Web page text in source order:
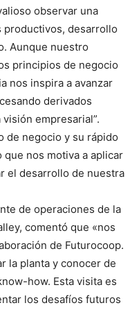
observar una
desarrollo
Aunque nuestro
principios de negocio
nos inspira a avanzar
derivados
empresarial”.
de negocio y su rápido
nos motiva a aplicar
el desarrollo de nuestra
de operaciones de la
comentó que «nos
de Futurocoop.
la planta y conocer de
how. Esta visita es
los desafíos futuros